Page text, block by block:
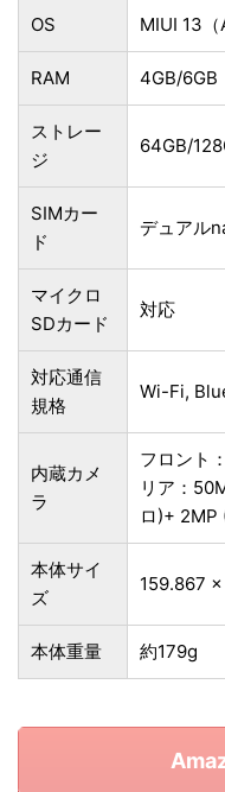
OS MIUI 13（
RAM 4GB/6GB
ストレー
ジ
64GB/
SIMカー
ド
デュアル
マイクロ
SDカード
対応
対応通信
規格
Wi-Fi,
内蔵カメ
ラ
フロント
リア：
ロ)+ 2MP
本体サイ
ズ
159.867
本体重量 約179g